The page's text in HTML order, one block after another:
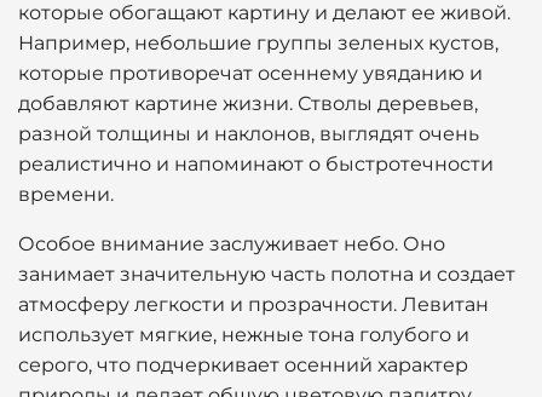
которые обогащают картину и делают ее живой.
Например, небольшие группы зеленых кустов,
которые противоречат осеннему увяданию и
добавляют картине жизни. Стволы деревьев,
разной толщины и наклонов, выглядят очень
реалистично и напоминают о быстротечности
времени.
Особое внимание заслуживает небо. Оно
занимает значительную часть полотна и создает
атмосферу легкости и прозрачности. Левитан
использует мягкие, нежные тона голубого и
серого, что подчеркивает осенний характер